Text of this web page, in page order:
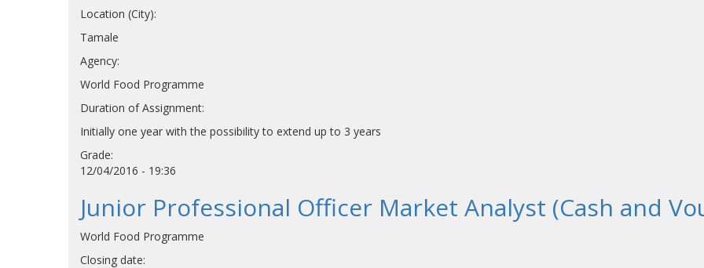
Location (City):
Tamale
Agency:
World Food Programme
Duration of Assignment:
Initially one year with the possibility to extend up to 3 years
Grade:
12/04/2016 - 19:36
Junior Professional Officer Market Analyst (Cash and
World Food Programme
Closing date: